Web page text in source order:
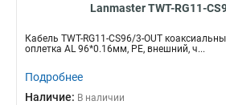
Lanmaster TWT-RG11-
Кабель TWT-RG11-CS96/3-OUT
оплетка AL 96*0.16мм, PE, внешний, ч...
Подробнее
Наличие: В наличии